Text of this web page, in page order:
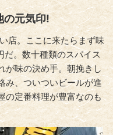
の元気印!
店。ここに来たらまず味
。数十種類のスパイス
が味の決め手。朝挽きし
み、ついついビールが進
の定番料理が豊富なのも